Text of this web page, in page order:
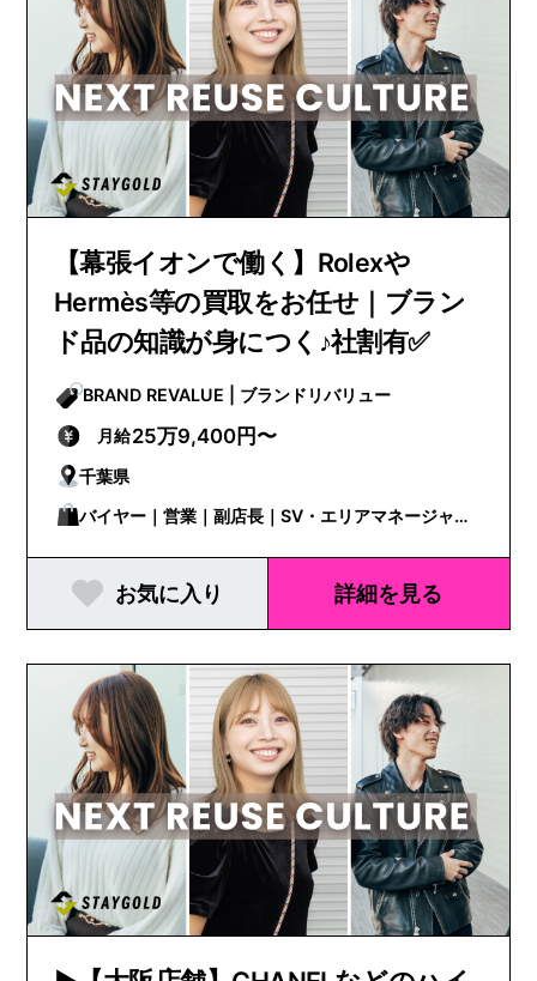
【幕張イオンで働く】Rolexや
Hermès等の買取をお任せ｜ブラン
ド品の知識が身につく♪社割有✅
BRAND REVALUE | ブランドリバリュー
月給25万9,400円〜
千葉県
バイヤー｜営業｜副店長｜SV・エリアマネージャー
｜その他｜販売スタッフ｜飲食・フード・小売｜店
お気に入り 詳細を見る